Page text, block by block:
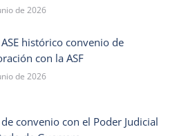
de 2026
histórico convenio de
con la ASF
de 2026
convenio con el Poder Judicial